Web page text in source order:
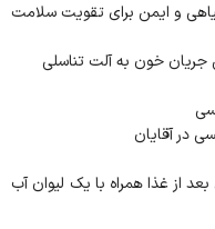
گیاهی و ایمن برای تقویت سلامت
خون به آلت تناسلی
در آقایان
از غذا همراه با یک لیوان آب